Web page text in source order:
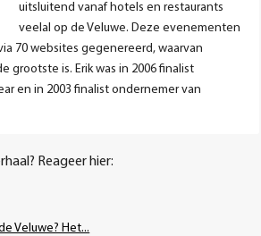
uitsluitend vanaf hotels en restaurants
veelal op de Veluwe. Deze evenementen
70 websites gegenereerd, waarvan
grootste is. Erik was in 2006 finalist
en in 2003 finalist ondernemer van
Reageer hier:
Veluwe? Het...